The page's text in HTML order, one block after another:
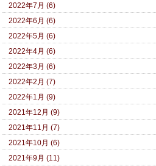
2022年7月 (6)
2022年6月 (6)
2022年5月 (6)
2022年4月 (6)
2022年3月 (6)
2022年2月 (7)
2022年1月 (9)
2021年12月 (9)
2021年11月 (7)
2021年10月 (6)
2021年9月 (11)